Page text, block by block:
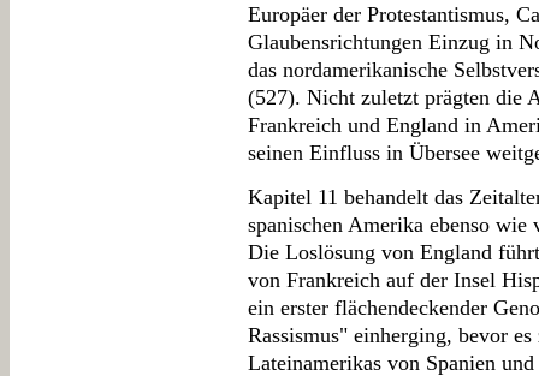
Europäer der Protestantismus,
Glaubensrichtungen Einzug in
das nordamerikanische
(527). Nicht zuletzt prägten die
Frankreich und England in
seinen Einfluss in Übersee
Kapitel 11 behandelt das
spanischen Amerika ebenso
Die Loslösung von England
von Frankreich auf der Insel
ein erster flächendeckender
Rassismus" einherging, bevor
Lateinamerikas von Spanien